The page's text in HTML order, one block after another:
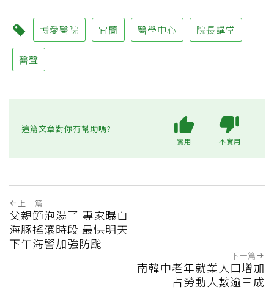
博愛醫院 宜蘭 醫學中心 院長講堂
醫聲
這篇文章對你有幫助嗎?
實用 不實用
上一篇
父親節泡湯了 專家曝白
海豚搖滾時段 最快明天
下午海警加強防颱
下一篇
南韓中老年就業人口增加
占勞動人數逾三成